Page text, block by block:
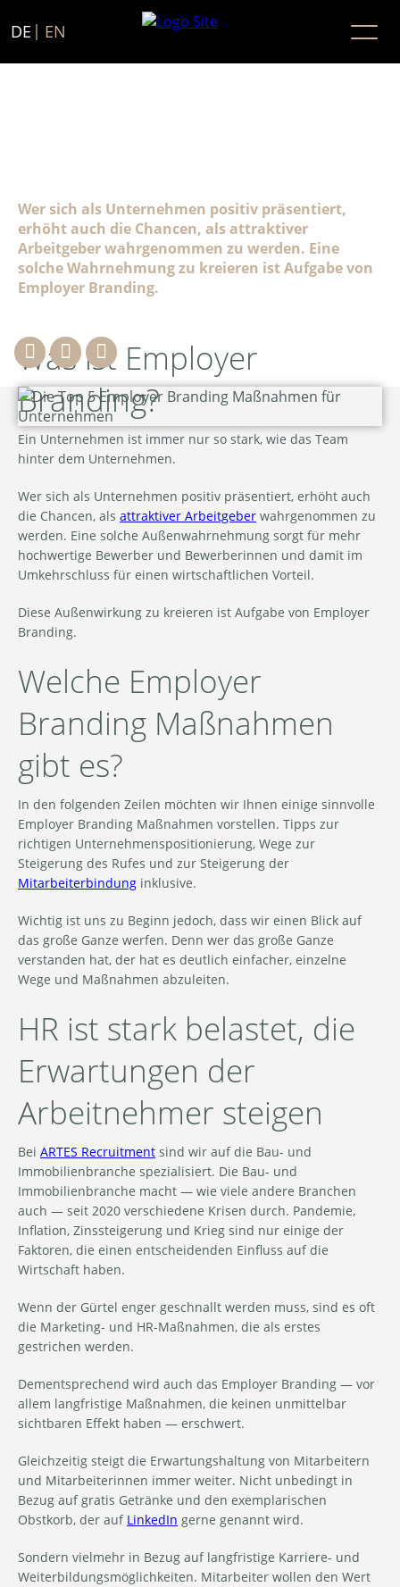
DE EN
Wer sich als Unternehmen positiv präsentiert,
erhöht auch die Chancen, als attraktiver
Arbeitgeber wahrgenommen zu werden. Eine
solche Wahrnehmung zu kreieren ist Aufgabe von
Employer Branding.
Was ist Employer
Branding?
Ein Unternehmen ist immer nur so stark, wie das Team
hinter dem Unternehmen.
Wer sich als Unternehmen positiv präsentiert, erhöht auch
die Chancen, als attraktiver Arbeitgeber wahrgenommen zu
werden. Eine solche Außenwahrnehmung sorgt für mehr
hochwertige Bewerber und Bewerberinnen und damit im
Umkehrschluss für einen wirtschaftlichen Vorteil.
Diese Außenwirkung zu kreieren ist Aufgabe von Employer
Branding.
Welche Employer
Branding Maßnahmen
gibt es?
In den folgenden Zeilen möchten wir Ihnen einige sinnvolle
Employer Branding Maßnahmen vorstellen. Tipps zur
richtigen Unternehmenspositionierung, Wege zur
Steigerung des Rufes und zur Steigerung der
Mitarbeiterbindung inklusive.
Wichtig ist uns zu Beginn jedoch, dass wir einen Blick auf
das große Ganze werfen. Denn wer das große Ganze
verstanden hat, der hat es deutlich einfacher, einzelne
Wege und Maßnahmen abzuleiten.
HR ist stark belastet, die
Erwartungen der
Arbeitnehmer steigen
Bei ARTES Recruitment sind wir auf die Bau- und
Immobilienbranche spezialisiert. Die Bau- und
Immobilienbranche macht — wie viele andere Branchen
auch — seit 2020 verschiedene Krisen durch. Pandemie,
Inflation, Zinssteigerung und Krieg sind nur einige der
Faktoren, die einen entscheidenden Einfluss auf die
Wirtschaft haben.
Wenn der Gürtel enger geschnallt werden muss, sind es oft
die Marketing- und HR-Maßnahmen, die als erstes
gestrichen werden.
Dementsprechend wird auch das Employer Branding — vor
allem langfristige Maßnahmen, die keinen unmittelbar
sichtbaren Effekt haben — erschwert.
Gleichzeitig steigt die Erwartungshaltung von Mitarbeitern
und Mitarbeiterinnen immer weiter. Nicht unbedingt in
Bezug auf gratis Getränke und den exemplarischen
Obstkorb, der auf LinkedIn gerne genannt wird.
Sondern vielmehr in Bezug auf langfristige Karriere- und
Weiterbildungsmöglichkeiten. Mitarbeiter wollen den Wert